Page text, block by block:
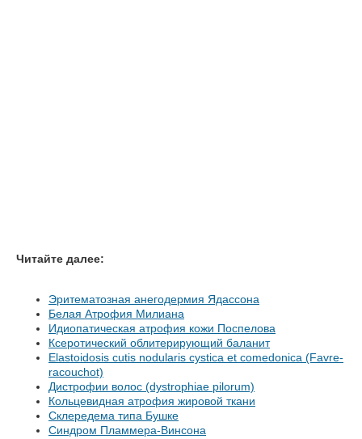
Читайте далее:
Эритематозная анегодермия Ядассона
Белая Атрофия Милиана
Идиопатическая атрофия кожи Поспелова
Ксеротический облитерирующий баланит
Elastoidosis cutis nodularis cystica et comedonica (Favre-
racouchot)
Дистрофии волос (dystrophiae pilorum)
Кольцевидная атрофия жировой ткани
Склередема типа Бушке
Синдром Пламмера-Винсона